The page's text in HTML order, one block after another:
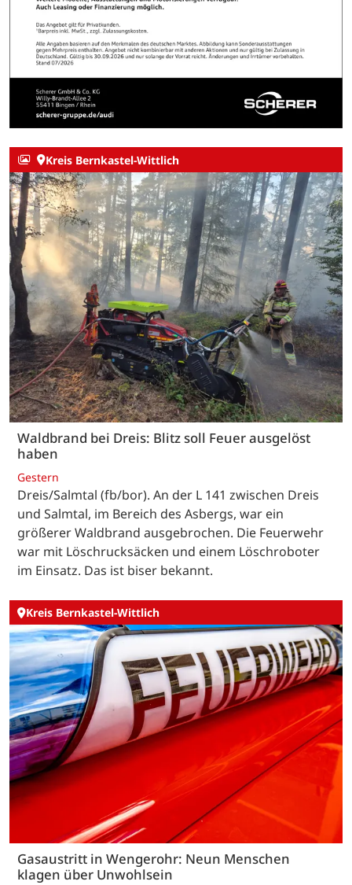
Kreis Bernkastel-Wittlich
Waldbrand bei Dreis: Blitz soll Feuer ausgelöst
haben
Gestern
Dreis/Salmtal (fb/bor). An der L 141 zwischen Dreis
und Salmtal, im Bereich des Asbergs, war ein
größerer Waldbrand ausgebrochen. Die Feuerwehr
war mit Löschrucksäcken und einem Löschroboter
im Einsatz. Das ist biser bekannt.
Kreis Bernkastel-Wittlich
Gasaustritt in Wengerohr: Neun Menschen
klagen über Unwohlsein